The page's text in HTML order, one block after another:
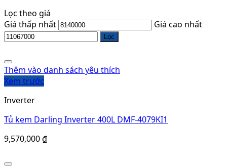
Lọc theo giá
Giá thấp nhất
Giá cao nhất
Lọc
Thêm vào danh sách yêu thích
Xem trước
Inverter
Tủ kem Darling Inverter 400L DMF-4079KI1
9,570,000₫